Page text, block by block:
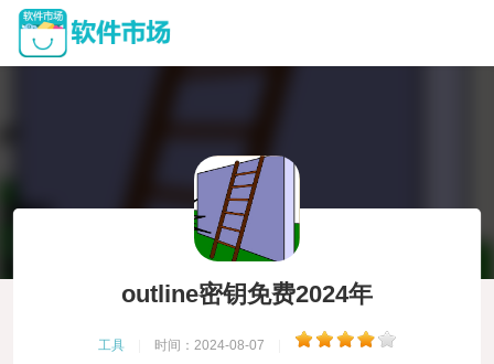
outline密钥免费2024年
工具 时间：2024-08-07